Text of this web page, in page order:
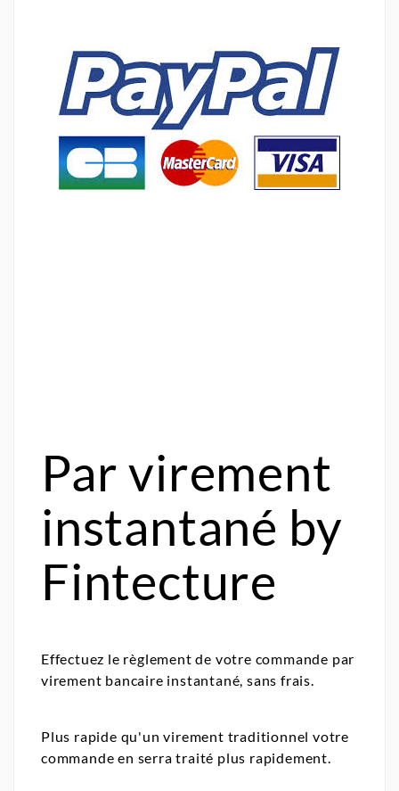
Par virement
instantané by
Fintecture
Effectuez le règlement de votre commande par
virement bancaire instantané, sans frais.
Plus rapide qu'un virement traditionnel votre
commande en serra traité plus rapidement.